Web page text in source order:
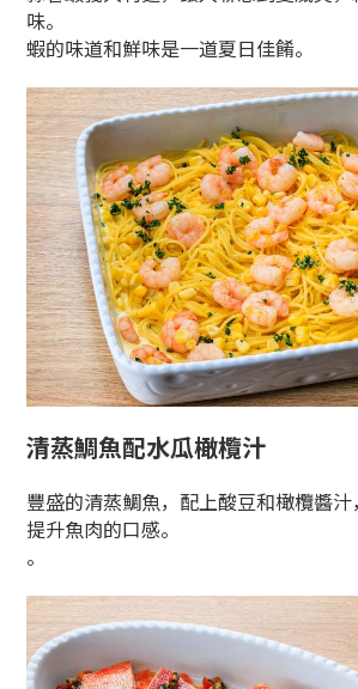
味。
蝦的味道和鮮味是一道夏日佳餚。
清蒸鯛魚配水瓜橄欖汁
豐盛的清蒸鯛魚，配上酸豆和橄欖醬汁
提升魚肉的口感。
。